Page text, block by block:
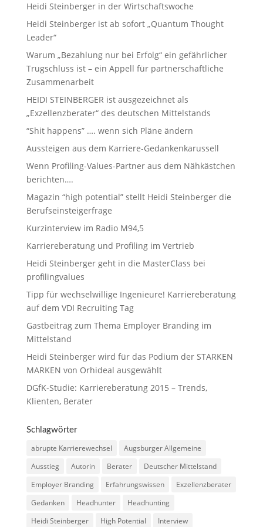
Heidi Steinberger in der Wirtschaftswoche
Heidi Steinberger ist ab sofort „Quantum Thought
Leader“
Warum „Bezahlung nur bei Erfolg“ ein gefährlicher
Trugschluss ist – ein Appell für partnerschaftliche
Zusammenarbeit
HEIDI STEINBERGER ist ausgezeichnet als
„Exzellenzberater“ des deutschen Mittelstands
“Shit happens” …. wenn sich Pläne ändern
Aussteigen aus dem Karriere-Gedankenkarussell
Wenn Profiling-Values-Partner aus dem Nähkästchen
berichten….
Magazin “high potential” stellt Heidi Steinberger die
Berufseinsteigerfrage
Kurzinterview im Radio M94,5
Karriereberatung und Profiling im Vertrieb
Heidi Steinberger geht in die MasterClass bei
profilingvalues
Tipp für wechselwillige Ingenieure! Karriereberatung
auf dem VDI Recruiting Tag
Gastbeitrag zum Thema Employer Branding im
Mittelstand
Heidi Steinberger wird für das Podium der STARKEN
MARKEN von Orhideal ausgewählt
DGfK-Studie: Karriereberatung 2015 – Trends,
Klienten, Berater
Schlagwörter
abrupte Karrierewechsel
Augsburger Allgemeine
Ausstieg
Autorin Berater
Deutscher Mittelstand
Employer Branding
Erfahrungswissen
Exzellenzberater
Gedanken
Headhunter
Headhunting
Heidi Steinberger
High Potential
Interview